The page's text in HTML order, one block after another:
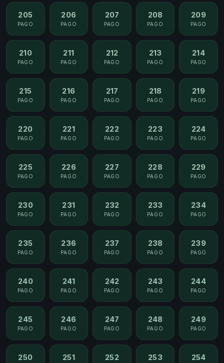
205
PAGO
206
PAGO
207
PAGO
208
PAGO
209
PAGO
210
PAGO
211
PAGO
212
PAGO
213
PAGO
214
PAGO
215
PAGO
216
PAGO
217
PAGO
218
PAGO
219
PAGO
220
PAGO
221
PAGO
222
PAGO
223
PAGO
224
PAGO
225
PAGO
226
PAGO
227
PAGO
228
PAGO
229
PAGO
230
PAGO
231
PAGO
232
PAGO
233
PAGO
234
PAGO
235
PAGO
236
PAGO
237
PAGO
238
PAGO
239
PAGO
240
PAGO
241
PAGO
242
PAGO
243
PAGO
244
PAGO
245
PAGO
246
PAGO
247
PAGO
248
PAGO
249
PAGO
250 251 252 253 254